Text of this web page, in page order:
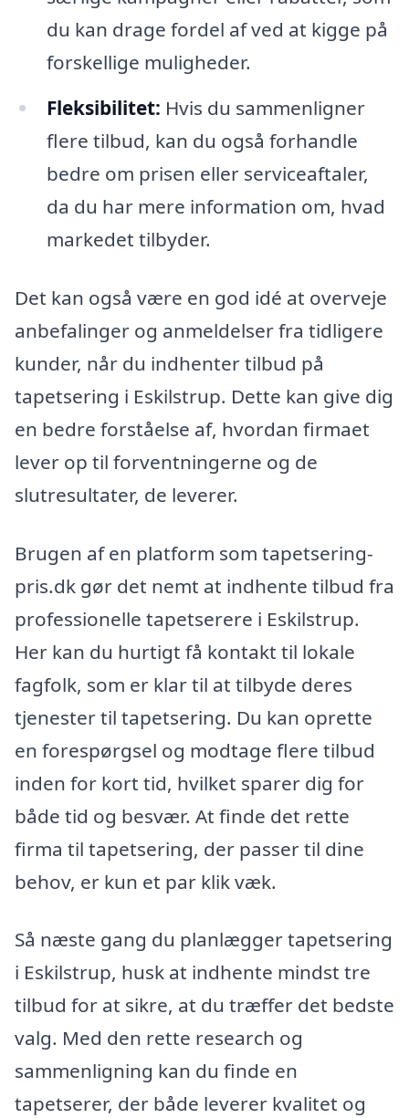
du kan drage fordel af ved at kigge på
forskellige muligheder.
Fleksibilitet: Hvis du sammenligner
flere tilbud, kan du også forhandle
bedre om prisen eller serviceaftaler,
da du har mere information om, hvad
markedet tilbyder.
Det kan også være en god idé at overveje
anbefalinger og anmeldelser fra tidligere
kunder, når du indhenter tilbud på
tapetsering i Eskilstrup. Dette kan give dig
en bedre forståelse af, hvordan firmaet
lever op til forventningerne og de
slutresultater, de leverer.
Brugen af en platform som tapetsering-
pris.dk gør det nemt at indhente tilbud fra
professionelle tapetserere i Eskilstrup.
Her kan du hurtigt få kontakt til lokale
fagfolk, som er klar til at tilbyde deres
tjenester til tapetsering. Du kan oprette
en forespørgsel og modtage flere tilbud
inden for kort tid, hvilket sparer dig for
både tid og besvær. At finde det rette
firma til tapetsering, der passer til dine
behov, er kun et par klik væk.
Så næste gang du planlægger tapetsering
i Eskilstrup, husk at indhente mindst tre
tilbud for at sikre, at du træffer det bedste
valg. Med den rette research og
sammenligning kan du finde en
tapetserer, der både leverer kvalitet og